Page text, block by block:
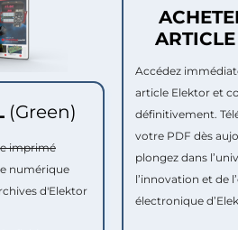
(Green)
imprimé
numérique
d'Elektor
Accédez
article Elektor et
définitivement.
votre PDF dès
plongez dans
l’innovation et de
électronique